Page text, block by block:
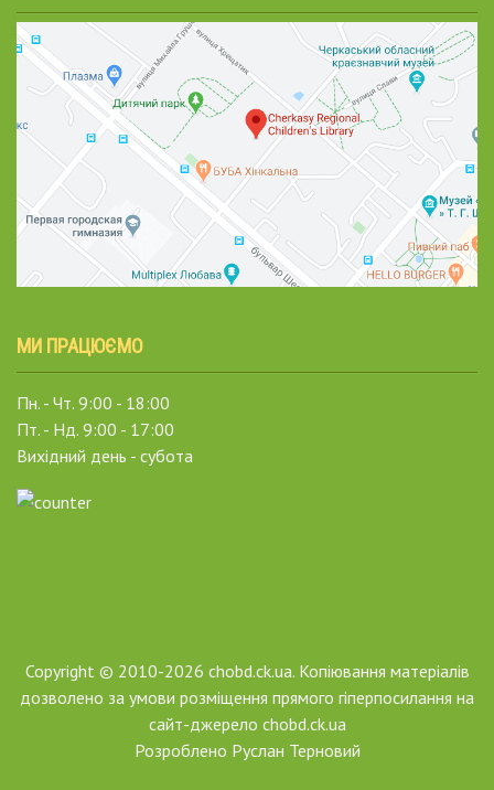
МИ ПРАЦЮЄМО
Пн. - Чт. 9:00 - 18:00
Пт. - Нд. 9:00 - 17:00
Вихідний день - субота
Copyright © 2010-2026 chobd.ck.ua. Копіювання матеріалів
дозволено за умови розміщення прямого гіперпосилання на
сайт-джерело chobd.ck.ua
Розроблено Руслан Терновий